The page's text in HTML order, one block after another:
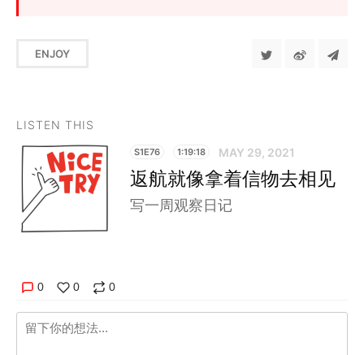
ENJOY
LISTEN THIS
S1E76 1:19:18 MAY 29, 2021
返航就像拿着信物去相见
写一周观察日记